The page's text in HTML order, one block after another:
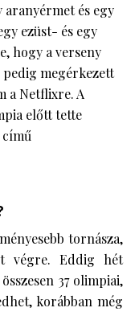
aranyérmet és egy
ezüst- és egy
hogy a verseny
megérkezett
a Netflixre. A
előtt tette
című
tornásza,
végre. Eddig hét
37 olimpiai,
korábban még